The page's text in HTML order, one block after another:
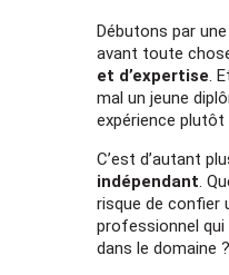
Débutons par
avant toute
et d’expertise.
mal un jeune
expérience plutôt
C’est d’autant
indépendant.
risque de confier
professionnel qui
dans le domaine ?